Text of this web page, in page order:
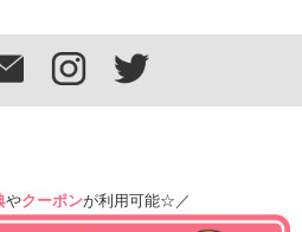
やクーポンが利用可能☆／